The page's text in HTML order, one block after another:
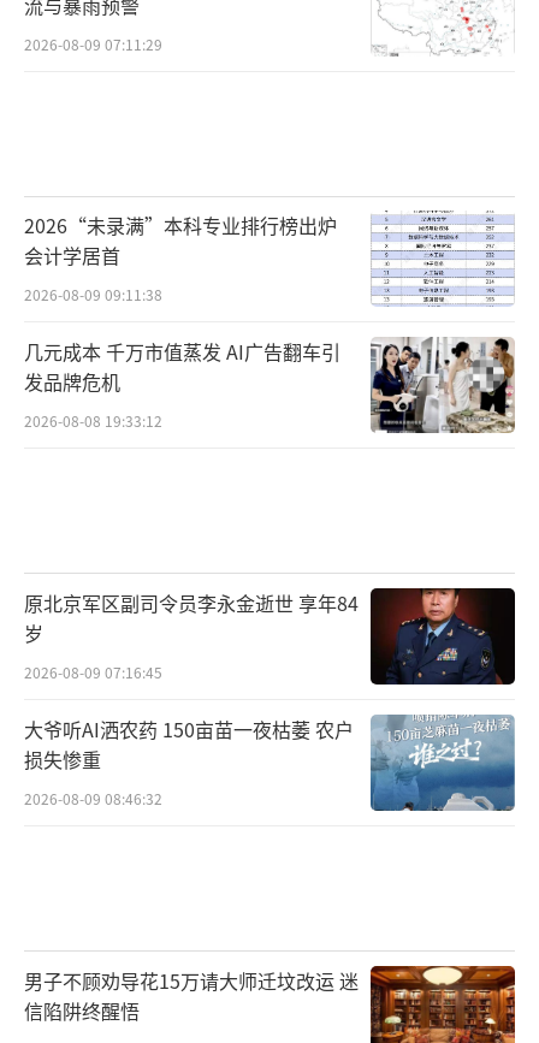
2026-08-09 07:11:29
2026“未录满”本科专业排行榜出炉
会计学居首
2026-08-09 09:11:38
几元成本 千万市值蒸发 AI广告翻车引
发品牌危机
2026-08-08 19:33:12
原北京军区副司令员李永金逝世 享年84
岁
2026-08-09 07:16:45
大爷听AI洒农药 150亩苗一夜枯萎 农户
损失惨重
2026-08-09 08:46:32
男子不顾劝导花15万请大师迁坟改运 迷
信陷阱终醒悟